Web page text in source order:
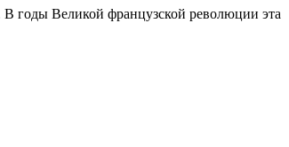
В годы Великой французской революции эта